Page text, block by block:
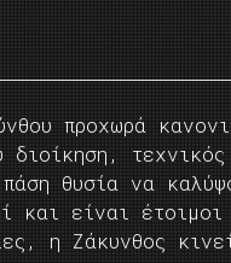
προχωρά
διοίκηση,
πάση θυσία να
και είναι
η Ζάκυνθος